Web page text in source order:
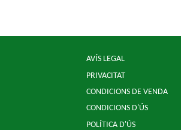
AVÍS LEGAL
PRIVACITAT
CONDICIONS DE VENDA
CONDICIONS D'ÚS
POLÍTICA D'ÚS